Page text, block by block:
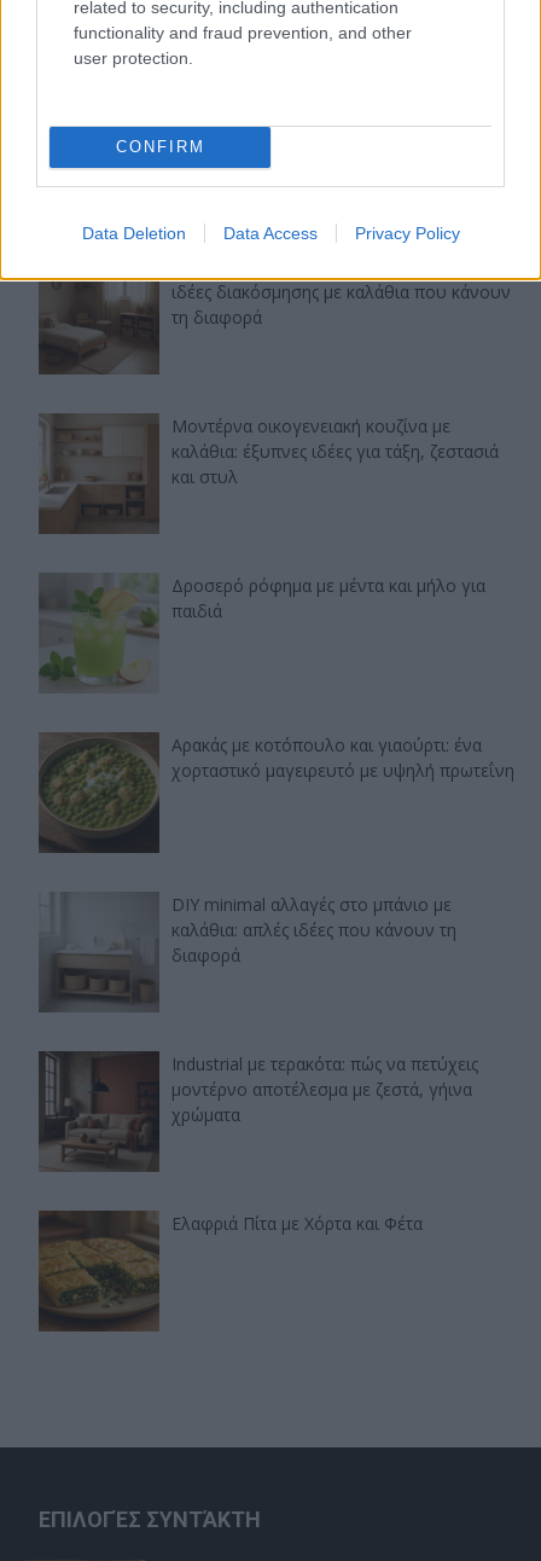
related to security, including authentication
functionality and fraud prevention, and other
user protection.
CONFIRM
Data Deletion Data Access Privacy Policy
τον χώρο πιο όμορφο και πιο «δικό σας»
ιδέες διακόσμησης με καλάθια που κάνουν
τη διαφορά
Μοντέρνα οικογενειακή κουζίνα με
καλάθια: έξυπνες ιδέες για τάξη, ζεστασιά
και στυλ
Δροσερό ρόφημα με μέντα και μήλο για
παιδιά
Αρακάς με κοτόπουλο και γιαούρτι: ένα
χορταστικό μαγειρευτό με υψηλή πρωτεΐνη
DIY minimal αλλαγές στο μπάνιο με
καλάθια: απλές ιδέες που κάνουν τη
διαφορά
Industrial με τερακότα: πώς να πετύχεις
μοντέρνο αποτέλεσμα με ζεστά, γήινα
χρώματα
Ελαφριά Πίτα με Χόρτα και Φέτα
ΕΠΙΛΟΓΈΣ ΣΥΝΤΆΚΤΗ